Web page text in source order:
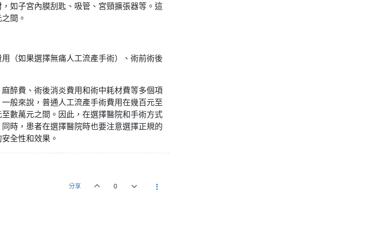
如子宮內膜刮匙、吸管、宮頸擴張器等。這
間。
（如果選擇無痛人工流產手術）、術前術後
醉費、術後消炎費用和術中耗材費等多個項
般來說，普通人工流產手術費用在幾百元至
數萬元之間。因此，在選擇醫院和手術方式
時，患者在選擇醫院時也要注意選擇正規的
全性和效果。
分享 0